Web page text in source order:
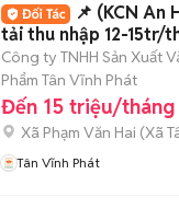
📌 (KCN An
tải thu nhập 12-15tr/
Công ty TNHH Sản Xuất
Phẩm Tân Vĩnh Phát
Đến 15 triệu/tháng
Xã Phạm Văn Hai (Xã
Tân Vĩnh Phát